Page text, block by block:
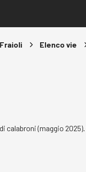
Fraioli Elenco vie
calabroni (maggio